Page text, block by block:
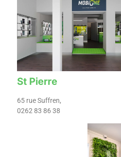
St Pierre
65 rue Suffren,
0262 83 86 38